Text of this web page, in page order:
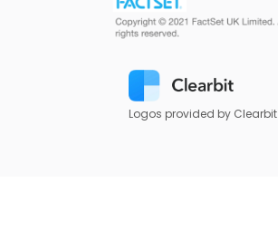
Logos provided by Clearbit